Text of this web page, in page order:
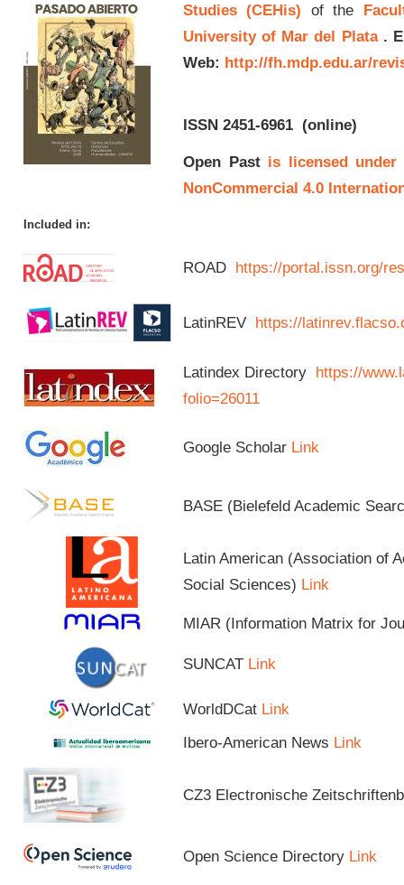
Studies (CEHis) of the
University of Mar del Plata.
Web: http://fh.mdp.edu.ar/
ISSN 2451-6961(online)
Open Past is licensed under
NonCommercial 4.0
Included in:
ROAD https://portal.issn.org/
LatinREV https://
Latindex Directory https://
folio=26011
Google Scholar Link
BASE (Bielefeld Academic
Latin American (Association of
Social Sciences) Link
MIAR (Information Matrix for
SUNCAT Link
WorldDCat Link
Ibero-American News Link
CZ3 Electronische
Open Science Directory Link